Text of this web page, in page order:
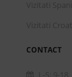
CONTACT